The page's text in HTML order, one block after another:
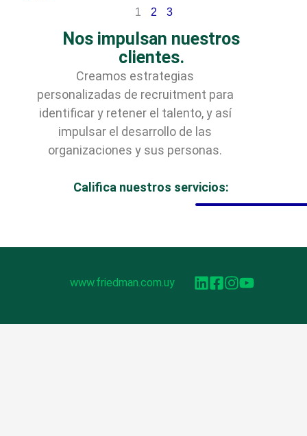
1 2 3
Nos impulsan nuestros
clientes.
Creamos estrategias
personalizadas de recruitment para
identificar y retener el talento, y así
impulsar el desarrollo de las
organizaciones y sus personas.
Califica nuestros servicios:
www.friedman.com.uy